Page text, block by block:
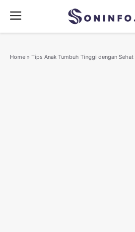
content
Menu
Home » Tips Anak Tumbuh Tinggi dengan Sehat